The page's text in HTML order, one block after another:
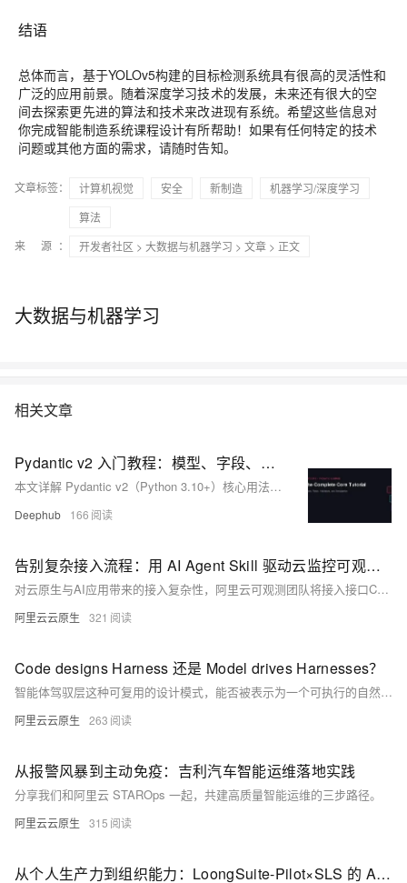
结语
总体而言，基于YOLOv5构建的目标检测系统具有很高的灵活性和
广泛的应用前景。随着深度学习技术的发展，未来还有很大的空
间去探索更先进的算法和技术来改进现有系统。希望这些信息对
你完成智能制造系统课程设计有所帮助！如果有任何特定的技术
问题或其他方面的需求，请随时告知。
文章标签： 计算机视觉 安全 新制造
机器学习/深度学习
算法
来 源：
开发者社区 > 大数据与机器学习 > 文章 > 正文
大数据与机器学习
相关文章
Pydantic v2 入门教程：模型、字段、验证器
本文详解 Pydantic v2（Python 3.10+）核心用法：模型定义、字段约束、自定义验证器（field/model）、嵌套/递归结构、序列化控制及 JSON Schema 生成，所有示例完整可运行，助你构建健壮数据验证与序列化逻辑。
Deephub 166
告别复杂接入流程：用 AI Agent Skill 驱动云监控可观测接入
对云原生与AI应用带来的接入复杂性，阿里云可观测团队将接入接口CLI化，并提供开箱即用的Skill，支持主流的APM和AI应用高效接入，用户仅需自然语言描述即可完成自动化接入，显著降低运维门槛。
阿里云云原生 321
Code designs Harness 还是 Model drives Harnesses？
智能体驾驭层这种可复用的设计模式，能否被表示为一个可执行的自然语言对象，将模型周围偶然的胶水转变为科学的表示对象。
阿里云云原生 263
从报警风暴到主动免疫：吉利汽车智能运维落地实践
分享我们和阿里云 STAROps 一起，共建高质量智能运维的三步路径。
阿里云云原生 315
从个人生产力到组织能力：LoongSuite-Pilot×SLS 的 AI Coding 度量实践